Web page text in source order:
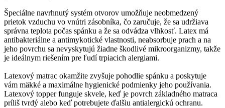
Špeciálne navrhnutý systém otvorov umožňuje neobmedzený
prietok vzduchu vo vnútri zásobníka, čo zaručuje, že sa udržiava
správna teplota počas spánku a že sa odvádza vlhkosť. Latex má
antibakteriálne a antimykotické vlastnosti, neabsorbuje prach a na
jeho povrchu sa nevyskytujú žiadne škodlivé mikroorganizmy, takže
je ideálnym riešením pre ľudí trpiacich alergiami.
Latexový matrac okamžite zvyšuje pohodlie spánku a poskytuje
vám mäkké a maximálne hygienické podmienky jeho používania.
Latexový topper funguje skvele, keď je povrch základného matraca
príliš tvrdý alebo keď potrebujete ďalšiu antialergickú ochranu.